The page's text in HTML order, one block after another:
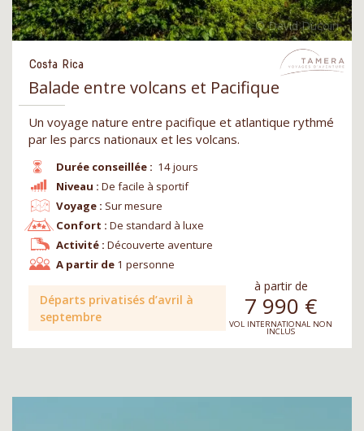
Costa Rica
Balade entre volcans et Pacifique
Un voyage nature entre pacifique et atlantique rythmé
par les parcs nationaux et les volcans.
Durée conseillée : 14 jours
Niveau : De facile à sportif
Voyage : Sur mesure
Confort : De standard à luxe
Activité : Découverte aventure
A partir de 1 personne
Départs privatisés d’avril à
septembre
à partir de
7 990 €
VOL INTERNATIONAL NON
INCLUS